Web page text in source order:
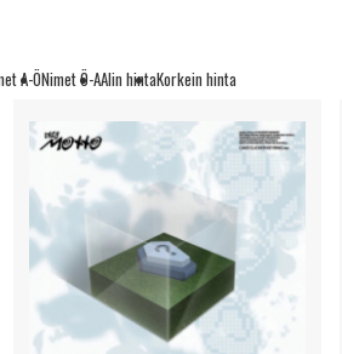
A-ÖNimet Ö-AAlin hintaKorkein hinta